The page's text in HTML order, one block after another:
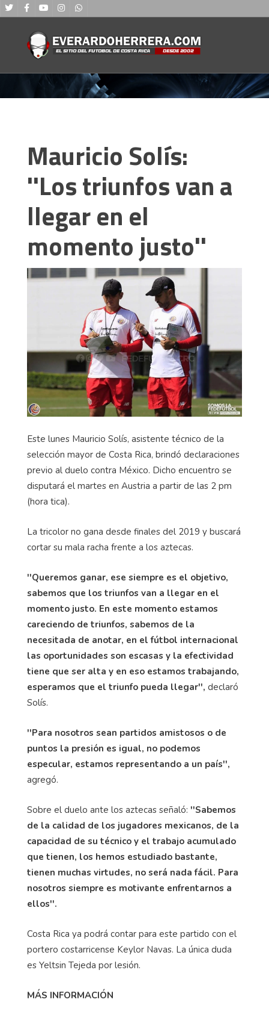
Mauricio Solís:
''Los triunfos van a
llegar en el
momento justo''
Este lunes Mauricio Solís, asistente técnico de la
selección mayor de Costa Rica, brindó declaraciones
previo al duelo contra México. Dicho encuentro se
disputará el martes en Austria a partir de las 2 pm
(hora tica).
La tricolor no gana desde finales del 2019 y buscará
cortar su mala racha frente a los aztecas.
''Queremos ganar, ese siempre es el objetivo,
sabemos que los triunfos van a llegar en el
momento justo. En este momento estamos
careciendo de triunfos, sabemos de la
necesitada de anotar, en el fútbol internacional
las oportunidades son escasas y la efectividad
tiene que ser alta y en eso estamos trabajando,
esperamos que el triunfo pueda llegar'', declaró
Solís.
''Para nosotros sean partidos amistosos o de
puntos la presión es igual, no podemos
especular, estamos representando a un país'',
agregó.
Sobre el duelo ante los aztecas señaló: ''Sabemos
de la calidad de los jugadores mexicanos, de la
capacidad de su técnico y el trabajo acumulado
que tienen, los hemos estudiado bastante,
tienen muchas virtudes, no será nada fácil. Para
nosotros siempre es motivante enfrentarnos a
ellos''.
Costa Rica ya podrá contar para este partido con el
portero costarricense Keylor Navas. La única duda
es Yeltsin Tejeda por lesión.
MÁS INFORMACIÓN